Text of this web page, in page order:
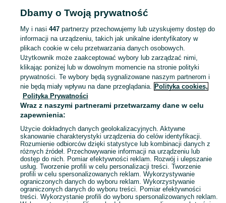
Mapa kategorii
Mapa miejscowości
Mapa ministron
Popularne wyszukiwania
Dbamy o Twoją prywatność
My i nasi 447partnerzy przechowujemy lub uzyskujemy dostęp do
informacji na urządzeniu, takich jak unikalne identyfikatory w
plikach cookie w celu przetwarzania danych osobowych.
Użytkownik może zaakceptować wybory lub zarządzać nimi,
klikając poniżej lub w dowolnym momencie na stronie polityki
prywatności. Te wybory będą sygnalizowane naszym partnerom i
nie będą miały wpływu na dane przeglądania. Polityka cookies,
Polityka Prywatności
Wraz z naszymi partnerami przetwarzamy dane w celu
zapewnienia:
Użycie dokładnych danych geolokalizacyjnych. Aktywne
skanowanie charakterystyki urządzenia do celów identyfikacji.
Rozumienie odbiorców dzięki statystyce lub kombinacji danych z
różnych źródeł. Przechowywanie informacji na urządzeniu lub
dostęp do nich. Pomiar efektywności reklam. Rozwój i ulepszanie
usług. Tworzenie profili w celu personalizacji treści. Tworzenie
profili w celu spersonalizowanych reklam. Wykorzystywanie
ograniczonych danych do wyboru reklam. Wykorzystywanie
ograniczonych danych do wyboru treści. Pomiar efektywności
treści. Wykorzystanie profili do wyboru spersonalizowanych reklam.